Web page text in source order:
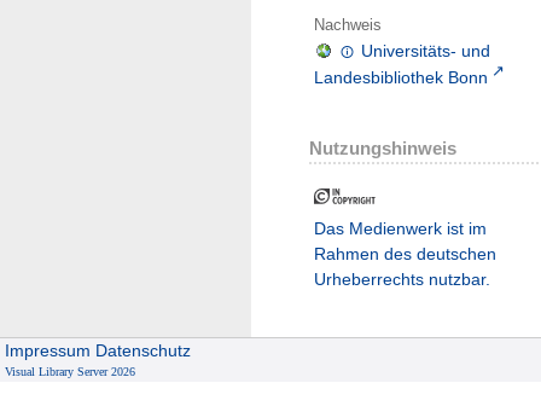
Nachweis
Universitäts- und
Landesbibliothek Bonn
Nutzungshinweis
Das Medienwerk ist im
Rahmen des deutschen
Urheberrechts nutzbar.
Impressum Datenschutz
Visual Library Server 2026